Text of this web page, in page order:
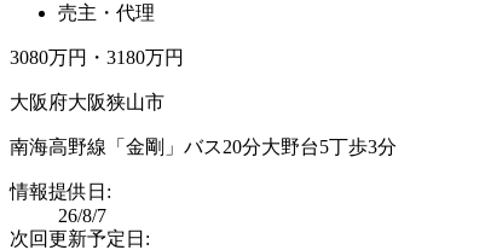
売主・代理
3080万円・3180万円
大阪府大阪狭山市
南海高野線「金剛」バス20分大野台5丁歩3分
情報提供日:
26/8/7
次回更新予定日: